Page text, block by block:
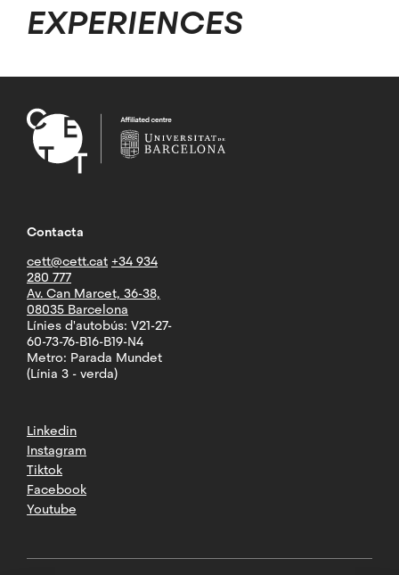
EXPERIENCES
Contacta
cett@cett.cat +34 934
280 777
Av. Can Marcet, 36-38,
08035 Barcelona
Línies d'autobús: V21-27-
60-73-76-B16-B19-N4
Metro: Parada Mundet
(Línia 3 - verda)
Linkedin
Instagram
Tiktok
Facebook
Youtube